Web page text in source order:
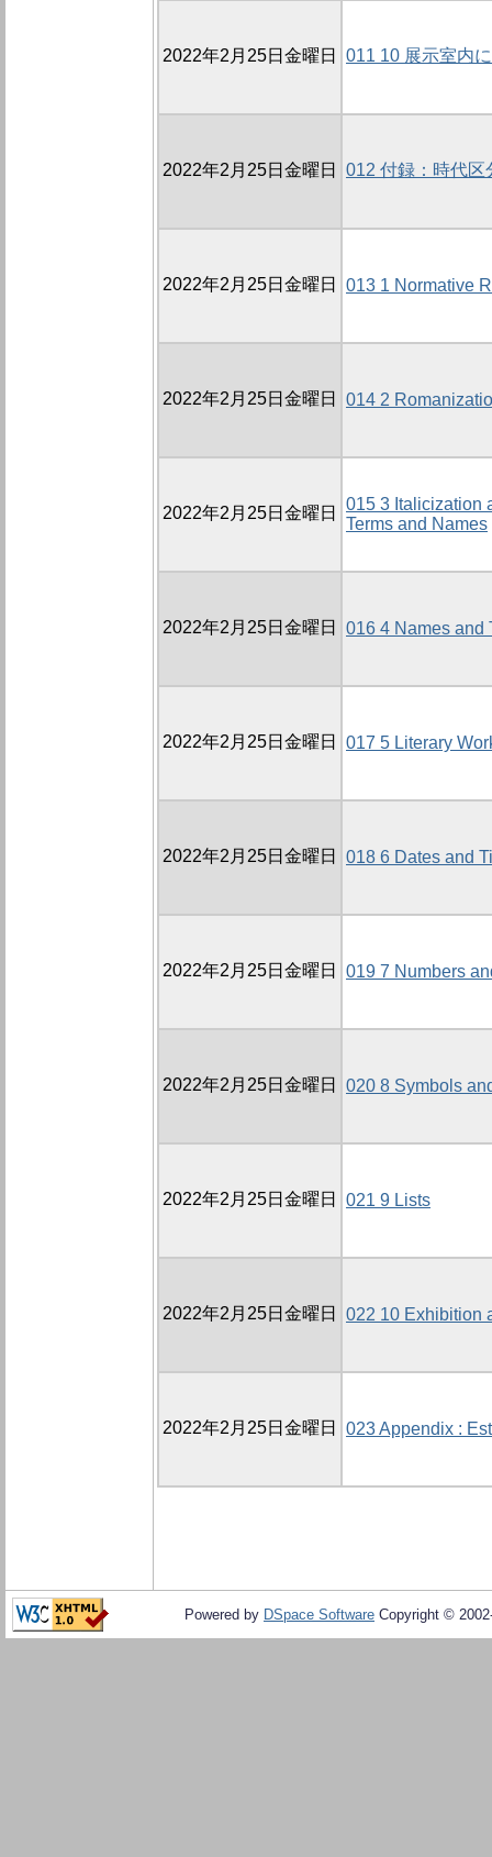
2022年2月25日金曜日 011 10 展示室内
2022年2月25日金曜日 012 付録：時代区
2022年2月25日金曜日 013 1 Normative
2022年2月25日金曜日 014 2
2022年2月25日金曜日
015 3 Italicization
Terms and Names
2022年2月25日金曜日 016 4 Names and
2022年2月25日金曜日 017 5 Literary
2022年2月25日金曜日 018 6 Dates and
2022年2月25日金曜日 019 7 Numbers
2022年2月25日金曜日 020 8 Symbols
2022年2月25日金曜日 021 9 Lists
2022年2月25日金曜日 022 10 Exhibition
2022年2月25日金曜日 023 Appendix :
Powered by DSpace Software Copyright ©